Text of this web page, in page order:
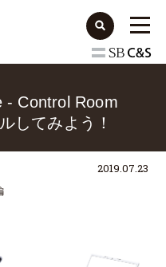
- Control Room
してみよう！
2019.07.23